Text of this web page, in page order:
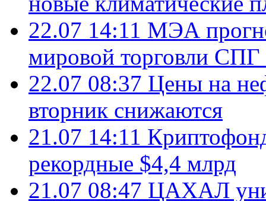
22.07 14:11 МЭА
мировой торговли СПГ
22.07 08:37 Цены на
вторник снижаются
21.07 14:11
рекордные $4,4 млрд
21.07 08:47 ЦАХАЛ